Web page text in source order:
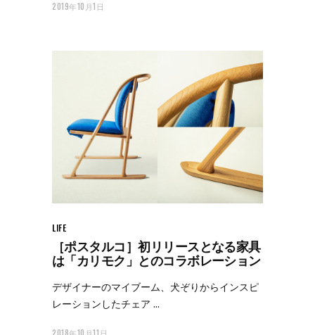
2019年10月1日
LIFE
［ポスタルコ］初リリースとなる家具
は「カリモク」とのコラボレーション
デザイナーのマイブーム、犬ぞりからインスピ
レーションしたチェア